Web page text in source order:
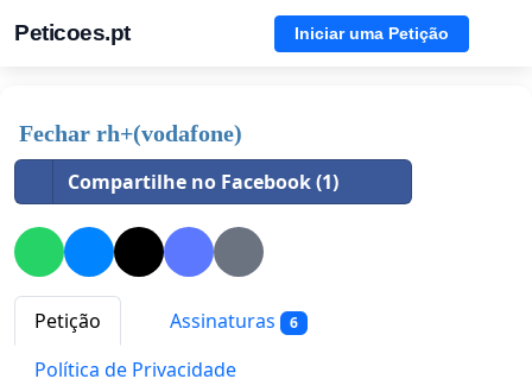
Peticoes.pt Iniciar uma Petição
Fechar rh+(vodafone)
Compartilhe no Facebook (1)
Petição Assinaturas 6
Política de Privacidade